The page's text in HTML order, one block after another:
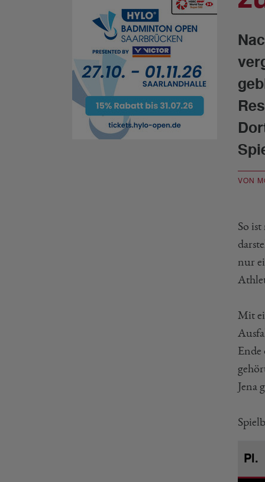
VON
So
nur
Mit
Ende
Jena
Pl.